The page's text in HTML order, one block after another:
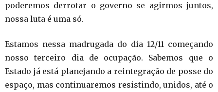
poderemos derrotar o governo se agirmos juntos,
nossa luta é uma só.
Estamos nessa madrugada do dia 12/11 começando
nosso terceiro dia de ocupação. Sabemos que o
Estado já está planejando a reintegração de posse do
espaço, mas continuaremos resistindo, unidos, até o